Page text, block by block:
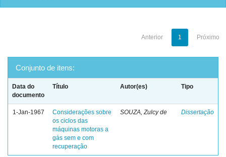
Anterior 1 Próximo
Conjunto de itens:
Data do
documento
Título Autor(es) Tipo
1-Jan-1967
Considerações sobre
os ciclos das
máquinas motoras a
gás sem e com
recuperação
SOUZA, Zulcy de Dissertação